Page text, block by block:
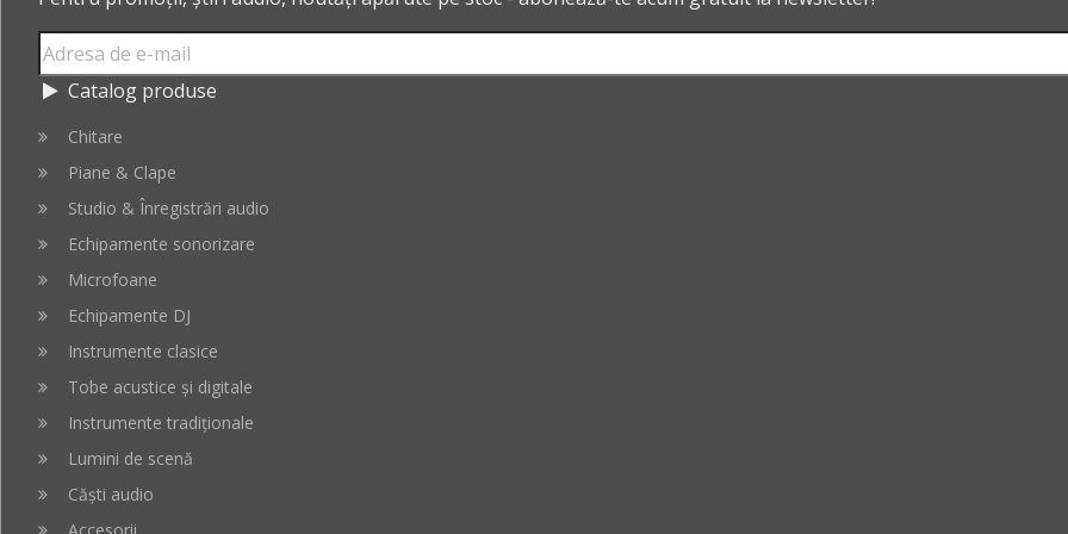
Catalog produse
Chitare
Piane & Clape
Studio & Înregistrări audio
Echipamente sonorizare
Microfoane
Echipamente DJ
Instrumente clasice
Tobe acustice și digitale
Instrumente tradiționale
Lumini de scenă
Căști audio
Accesorii